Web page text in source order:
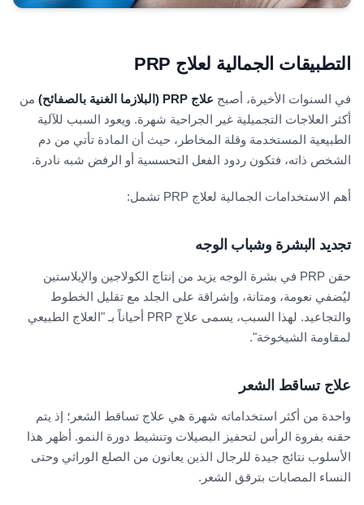
التطبيقات الجمالية لعلاج PRP
في السنوات الأخيرة، أصبح علاج PRP (البلازما الغنية بالصفائح) من
أكثر العلاجات التجميلية غير الجراحية شهرة. ويعود السبب للآلية
الطبيعية المستخدمة وقلة المخاطر، حيث أن المادة تأتي من دم
الشخص ذاته، فتكون ردود الفعل التحسسية أو الرفض شبه نادرة.
أهم الاستخدامات الجمالية لعلاج PRP تشمل:
تجديد البشرة وشباب الوجه
حقن PRP في بشرة الوجه يزيد من إنتاج الكولاجين والإيلاستين
ليُضفي نعومة، ومتانة، وإشراقة على الجلد مع تقليل الخطوط
والتجاعيد. لهذا السبب، يسمى علاج PRP أحياناً بـ "العلاج الطبيعي
لمقاومة الشيخوخة".
علاج تساقط الشعر
واحدة من أكثر استخداماته شهرة هي علاج تساقط الشعر؛ إذ يتم
حقنه بفروة الرأس لتحفيز البصيلات وتنشيط دورة النمو. أظهر هذا
الأسلوب نتائج جيدة للرجال الذين يعانون من الصلع الوراثي وحتى
النساء المصابات بترقق الشعر.